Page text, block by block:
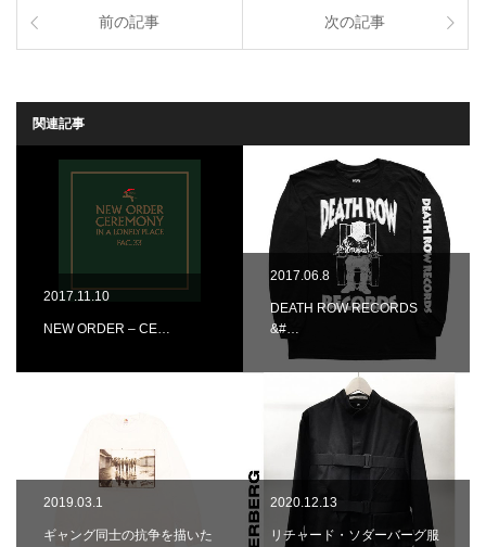
前の記事 次の記事
関連記事
2017.11.10
NEW ORDER – CE…
2017.06.8
DEATH ROW RECORDS
&#…
2019.03.1
ギャング同士の抗争を描いた
2020.12.13
リチャード・ソダーバーグ服